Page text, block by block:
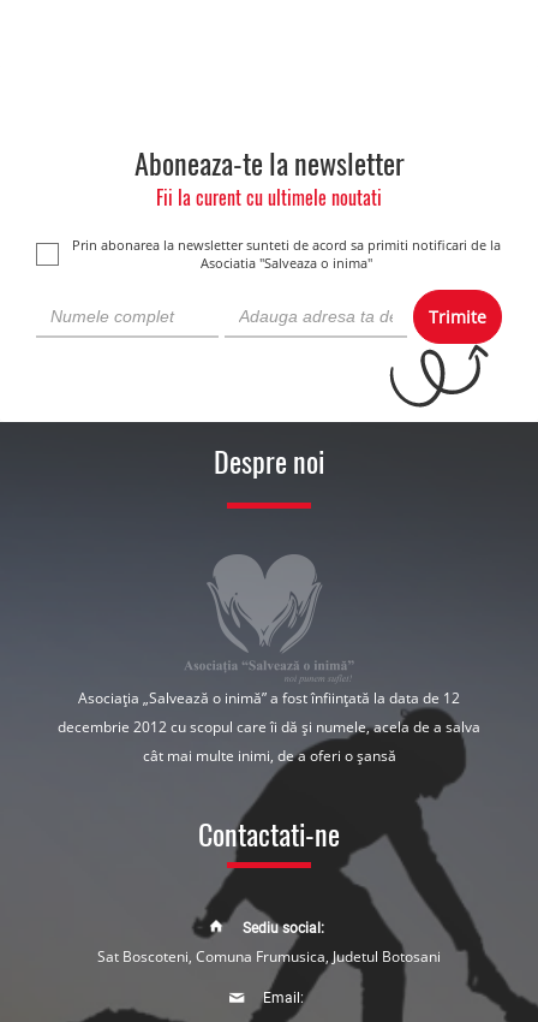
Aboneaza-te la newsletter
Fii la curent cu ultimele noutati
Prin abonarea la newsletter sunteti de acord sa primiti notificari de la
Asociatia "Salveaza o inima"
Trimite
Despre noi
Asociația „Salvează o inimă” a fost înființată la data de 12
decembrie 2012 cu scopul care îi dă și numele, acela de a salva
cât mai multe inimi, de a oferi o șansă
Contactati-ne
Sediu social:
Sat Boscoteni, Comuna Frumusica, Judetul Botosani
Email: